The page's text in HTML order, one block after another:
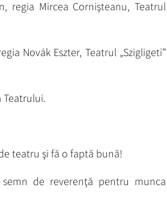
regia Mircea Cornişteanu, Teatrul
Novák Eszter, Teatrul „Szigligeti”
Teatrului.
teatru şi fă o faptă bună!
de reverenţă pentru munca